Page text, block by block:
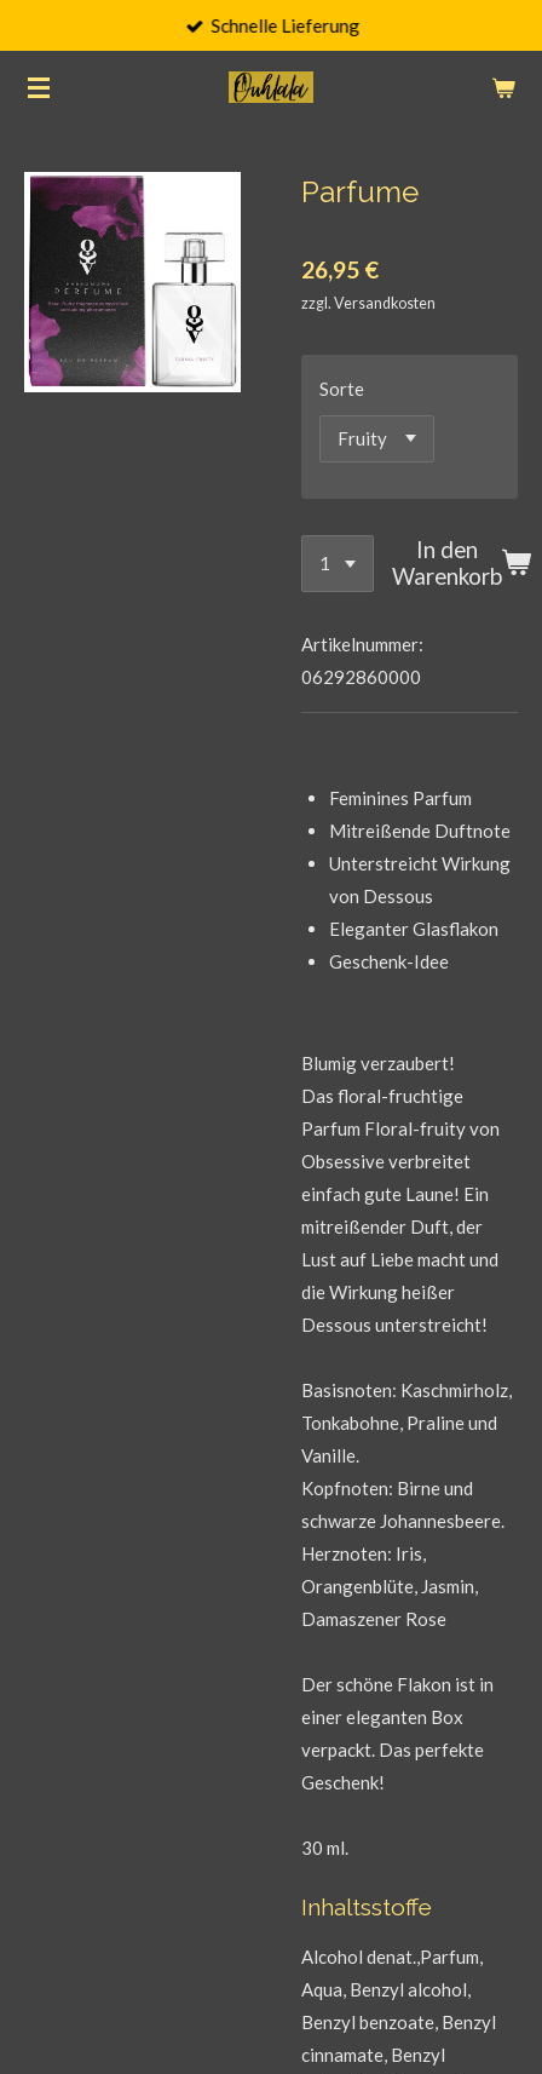
springen
Schnelle Lieferung
Parfume
26,95 €
zzgl. Versandkosten
Sorte
In den
Warenkorb
Artikelnummer:
06292860000
Feminines Parfum
Mitreißende Duftnote
Unterstreicht Wirkung
von Dessous
Eleganter Glasflakon
Geschenk-Idee
Blumig verzaubert!
Das floral-fruchtige
Parfum Floral-fruity von
Obsessive verbreitet
einfach gute Laune! Ein
mitreißender Duft, der
Lust auf Liebe macht und
die Wirkung heißer
Dessous unterstreicht!
Basisnoten: Kaschmirholz,
Tonkabohne, Praline und
Vanille.
Kopfnoten: Birne und
schwarze Johannesbeere.
Herznoten: Iris,
Orangenblüte, Jasmin,
Damaszener Rose
Der schöne Flakon ist in
einer eleganten Box
verpackt. Das perfekte
Geschenk!
30 ml.
Inhaltsstoffe
Alcohol denat.,Parfum,
Aqua, Benzyl alcohol,
Benzyl benzoate, Benzyl
cinnamate, Benzyl